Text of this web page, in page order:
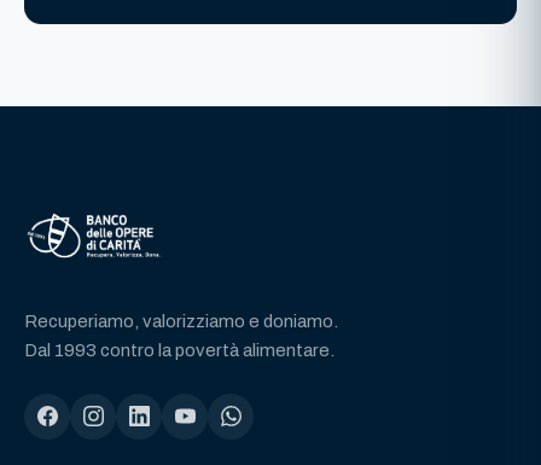
Recuperiamo, valorizziamo e doniamo.
Dal 1993 contro la povertà alimentare.